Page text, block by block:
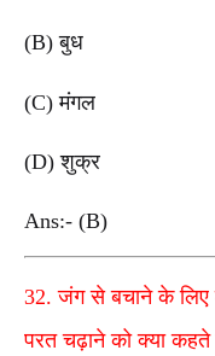
(B) बुध
(C) मंगल
(D) शुक्र
Ans:- (B)
32. जंग से बचाने के लिए
परत चढ़ाने को क्या कहते